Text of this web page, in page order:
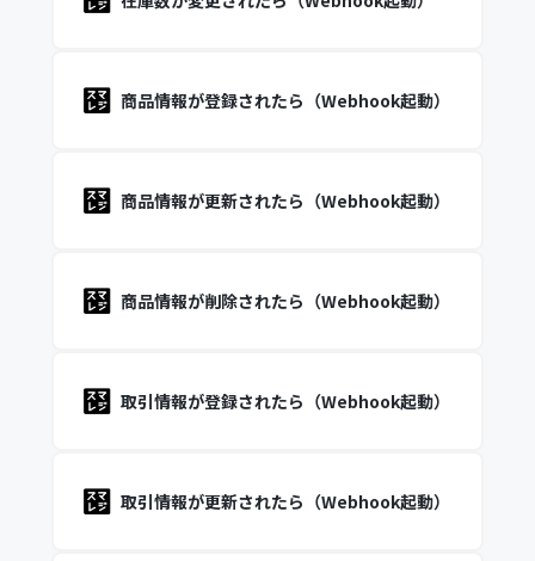
商品情報が登録されたら（Webhook起動）
商品情報が更新されたら（Webhook起動）
商品情報が削除されたら（Webhook起動）
取引情報が登録されたら（Webhook起動）
取引情報が更新されたら（Webhook起動）